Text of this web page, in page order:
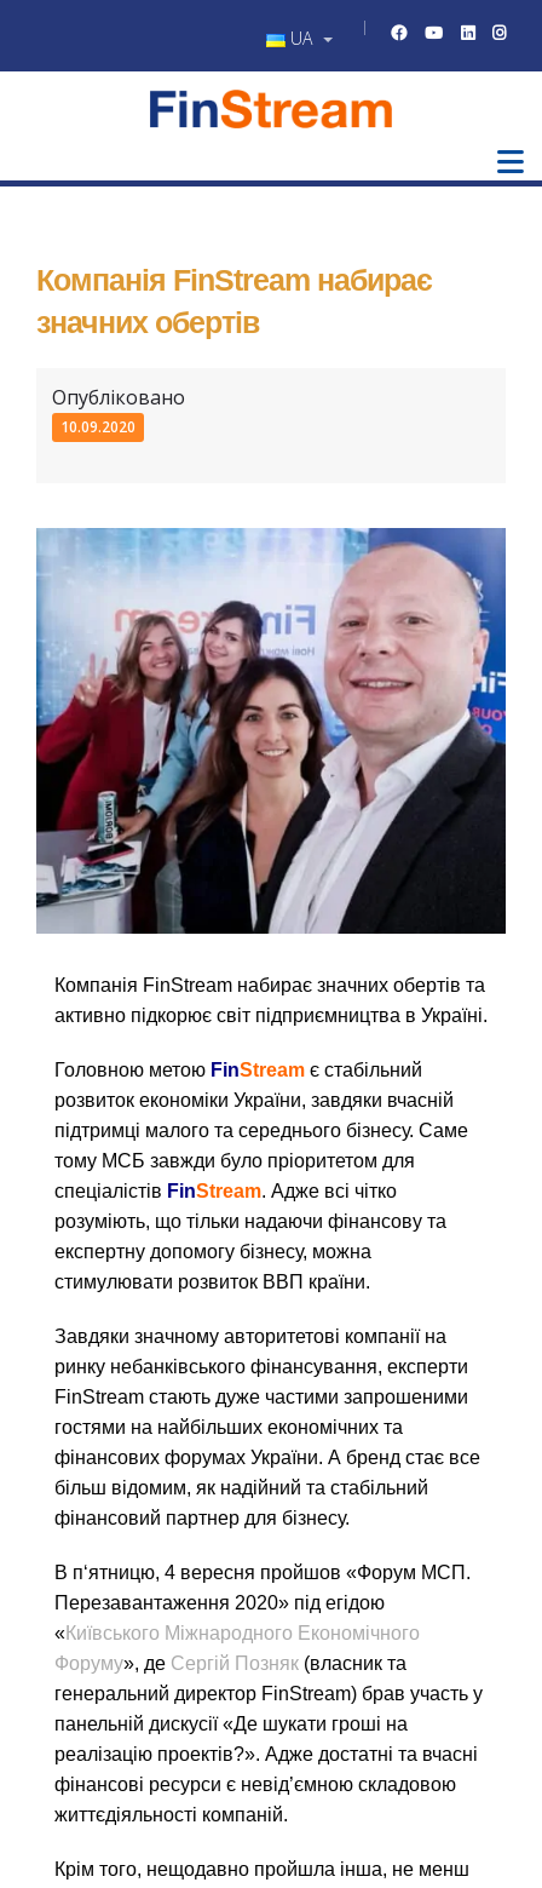
UA
Компанія FinStream набирає
значних обертів
Опубліковано
10.09.2020
Компанія FinStream набирає значних обертів та
активно підкорює світ підприємництва в Україні.
Головною метою FinStream є стабільний
розвиток економіки України, завдяки вчасній
підтримці малого та середнього бізнесу. Саме
тому МСБ завжди було пріоритетом для
спеціалістів FinStream. Адже всі чітко
розуміють, що тільки надаючи фінансову та
експертну допомогу бізнесу, можна
стимулювати розвиток ВВП країни.
Завдяки значному авторитетові компанії на
ринку небанківського фінансування, експерти
FinStream стають дуже частими запрошеними
гостями на найбільших економічних та
фінансових форумах України. А бренд стає все
більш відомим, як надійний та стабільний
фінансовий партнер для бізнесу.
В п‘ятницю, 4 вересня пройшов «Форум МСП .
Перезавантаження 2020» під егідою
«Київського Міжнародного Економічного
Форуму», де Сергій Позняк (власник та
генеральний директор FinStream) брав участь у
панельній дискусії «Де шукати гроші на
реалізацію проектів?». Адже достатні та вчасні
фінансові ресурси є невід’ємною складовою
життєдіяльності компаній.
Крім того, нещодавно пройшла інша, не менш